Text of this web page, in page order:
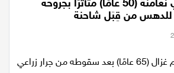
عرابة: مصرع شادي نعامنة (50 عامًا) متأثرًا بجروحه
للدهس من قِبَل شاحنة